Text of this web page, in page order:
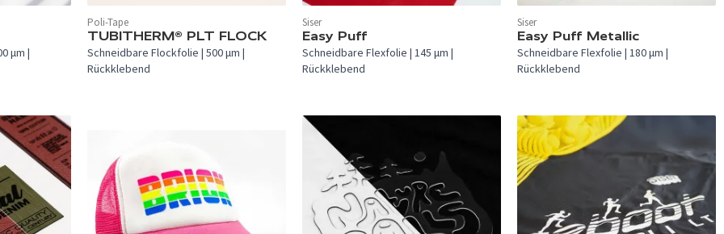
µm |
In 26 Farben verfügbar.
Poli-Tape
TUBITHERM® PLT FLOCK
Schneidbare Flockfolie | 500 µm |
Rückklebend
In 8 Farben verfügbar.
Siser
Easy Puff
Schneidbare Flexfolie | 145 µm |
Rückklebend
In 8 Farben verfügbar.
Siser
Easy Puff Metallic
Schneidbare Flexfolie | 180 µm |
Rückklebend